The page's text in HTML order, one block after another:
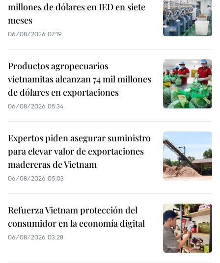
millones de dólares en IED en siete
meses
06/08/2026 07:19
Productos agropecuarios
vietnamitas alcanzan 74 mil millones
de dólares en exportaciones
06/08/2026 05:34
Expertos piden asegurar suministro
para elevar valor de exportaciones
madereras de Vietnam
06/08/2026 05:03
Refuerza Vietnam protección del
consumidor en la economía digital
06/08/2026 03:28